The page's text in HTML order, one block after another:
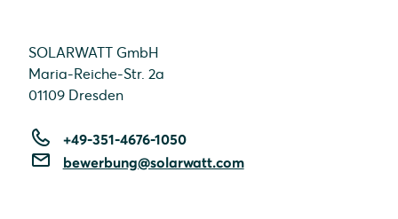
SOLARWATT GmbH
Maria-Reiche-Str. 2a
01109 Dresden
+49-351-4676-1050
bewerbung@solarwatt.com